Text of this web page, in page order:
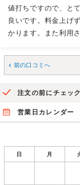
値打ちですので、と
良いです。料金上げ
かります。また利用
前の口コミへ
注文の前にチェック
営業日カレンダー
日 月